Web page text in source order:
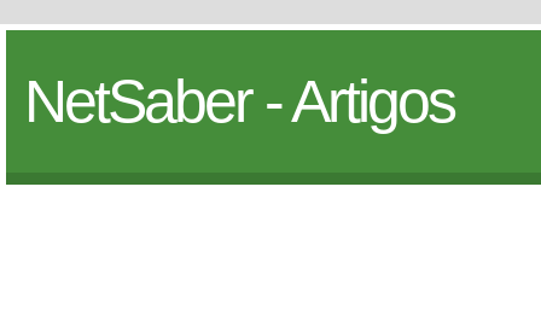
NetSaber - Artigos